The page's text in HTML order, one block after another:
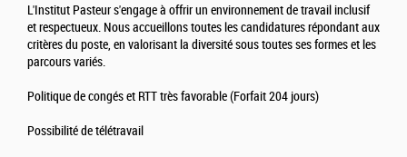
L'Institut Pasteur s'engage à offrir un environnement de travail inclusif
et respectueux. Nous accueillons toutes les candidatures répondant aux
critères du poste, en valorisant la diversité sous toutes ses formes et les
parcours variés.
Politique de congés et RTT très favorable (Forfait 204 jours)
Possibilité de télétravail